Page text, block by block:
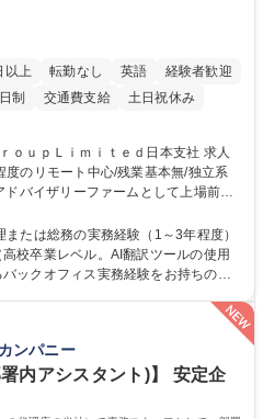
以上 転勤なし 英語
経験者歓迎
制 交通費支給 土日祝休み
ｕｐＬｉｍｉｔｅｄ日本支社 求人
のリモート中心/残業基本無/独立系
理・総務をお任せします。基礎的な
織を支える専任担当として広く活躍
AI翻訳ツール等を使用しての対応で
サポート ※ご経験に合わせて無理なく
には発生せず、ご自身のペースで業務
週1日
/独立系ファーム
たは総務の実務経験（1～3年程度）
校卒業レベル。AI翻訳ツールの使用
ックオフィス実務経験をお持ちの方
かつ正確に行える方を歓迎します。
の在宅勤務を実施しており、ワーク
環境です（フルリモートも面接で相
ックオフィス業務に柔軟に対応でき、
取りながら業務を推進できる方 学
専修学校 高校 語学力： 資格：
ンパニー
内アシスタント)】 安定企